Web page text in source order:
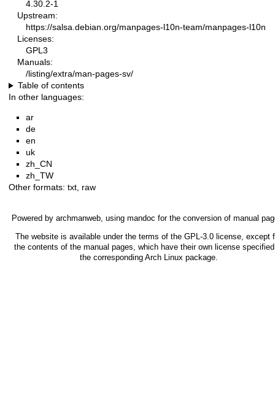
4.30.2-1
Upstream:
https://salsa.debian.org/manpages-l10n-team/manpages-l10n
Licenses:
GPL3
Manuals:
/listing/extra/man-pages-sv/
Table of contents
In other languages:
ar
de
en
uk
zh_CN
zh_TW
Other formats: txt, raw
Powered by archmanweb, using mandoc for the conversion of manual
The website is available under the terms of the GPL-3.0 license, except
the contents of the manual pages, which have their own license
the corresponding Arch Linux package.